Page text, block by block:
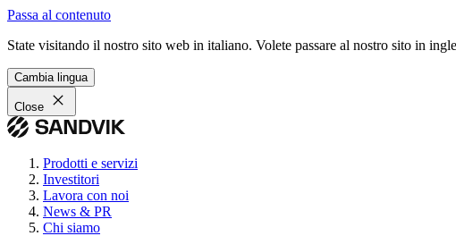
Passa al contenuto
State visitando il nostro sito web in italiano. Volete passare al nostro sito in
Cambia lingua
Close
Prodotti e servizi
Investitori
Lavora con noi
News & PR
Chi siamo